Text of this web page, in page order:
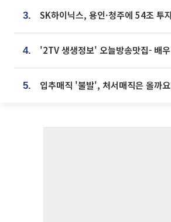
3.
4.
5. 입추매직 '불발', 처서매직은 올까